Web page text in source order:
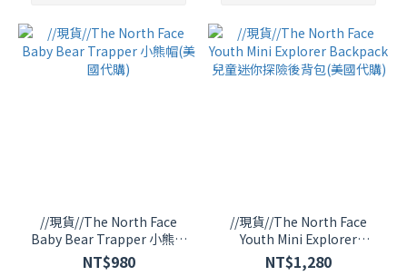
//現貨//The North Face
Baby Bear Trapper 小熊帽
(美國代購)
NT$980
//現貨//The North Face
Youth Mini Explorer
Backpack兒童迷你探險後背
NT$1,280